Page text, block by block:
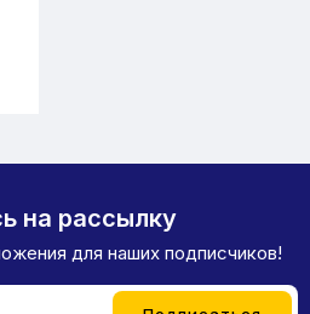
на рассылку
для наших подписчиков!